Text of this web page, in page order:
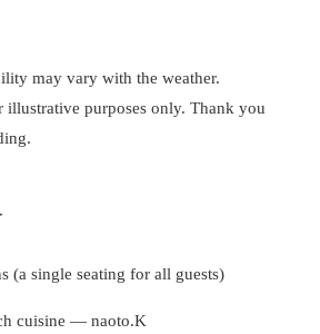
may vary with the weather.
illustrative purposes only. Thank you
(a single seating for all guests)
cuisine — naoto.K